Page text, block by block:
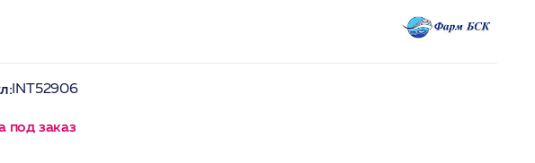
INT52906
под заказ